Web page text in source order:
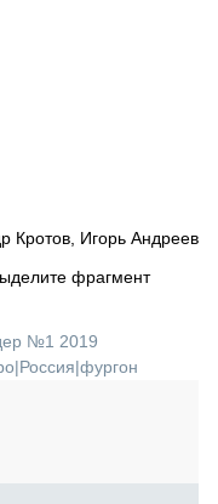
Кротов, Игорь Андреев
фрагмент
№1 2019
|Россия|фургон